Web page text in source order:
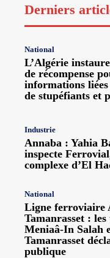
Derniers
National
L’Algérie
de récompense
informations
de stupéfiants et
Industrie
Annaba : Yahia
inspecte
complexe d’El
National
Ligne ferroviaire
Tamanrasset :
Meniaâ-In Salah
Tamanrasset
publique